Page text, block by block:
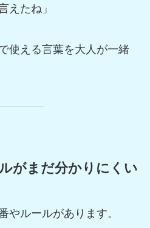
えたね」
使える言葉を大人が一緒
がまだ分かりにくい
やルールがあります。